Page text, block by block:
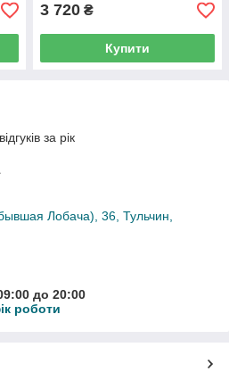
3 720 ₴
Купити
за рік
Лобача), 36, Тульчин,
до 20:00
роботи